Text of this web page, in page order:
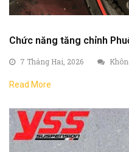
Chức năng tăng chỉnh
7 Tháng Hai, 2026
Read More